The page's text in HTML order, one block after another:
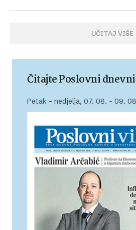
UČITAJ VIŠE
Čitajte Poslovni
Petak – nedjelja, 07. 08. – 09.